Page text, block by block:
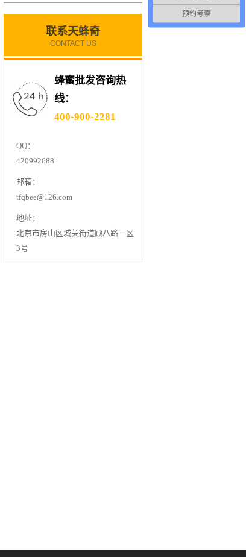
联系天蜂奇
CONTACT US
蜂蜜批发咨询热
线：
400-900-2281
QQ：
420992688
邮箱：
tfqbee@126.com
地址：
北京市房山区城关街道顾八路一区
3号
预约考察